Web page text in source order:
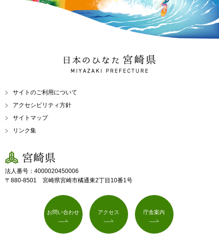
日本のひなた 宮崎県
MIYAZAKI PREFECTURE
サイトのご利用について
アクセシビリティ方針
サイトマップ
リンク集
宮崎県
法人番号：4000020450006
〒880-8501 宮崎県宮崎市橘通東2丁目10番1号
お問い合わせ アクセス 庁舎案内